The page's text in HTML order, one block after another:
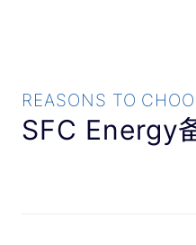
REASONS TO
SFC Energy